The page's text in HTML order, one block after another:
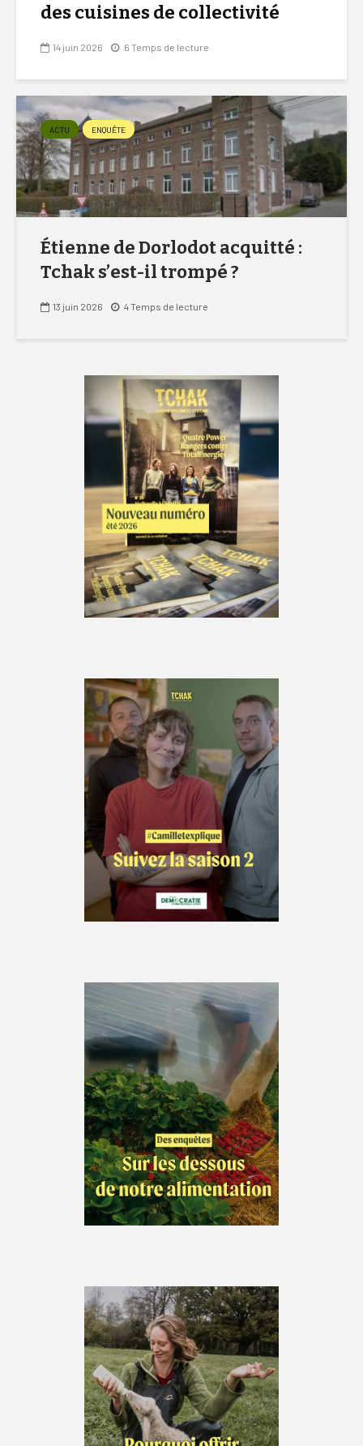
des cuisines de collectivité
14 juin 2026 6 Temps de lecture
ACTU ENQUÊTE
Étienne de Dorlodot acquitté :
Tchak s’est-il trompé ?
13 juin 2026 4 Temps de lecture